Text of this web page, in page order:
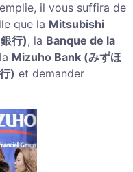
il vous suffira de
que la Mitsubishi
行), la Banque de la
la Mizuho Bank (みずほ
) et demander